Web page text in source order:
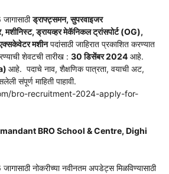
ड्राफ्ट्समन, सुपरवाइजर
ड्रायव्हर मेकॅनिकल ट्रांसपोर्ट (OG),
मशीनपदांसाठी जाहिरात प्रकाशित करण्यात
शेवटची तारीख : 30 डिसेंबर 2024 आहे.
आहे. पदाचे नाव, शैक्षणिक पात्रता, वयाची अट,
संपूर्ण माहिती पाहावी.
bro-recruitment-2024-apply-for-
BRO School & Centre, Dighi
नोकरीच्या नवीनतम अपडेट्स मिळविण्यासाठी